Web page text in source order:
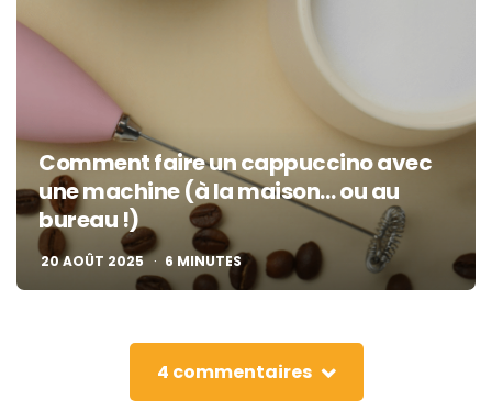
Comment faire un cappuccino avec
une machine (à la maison… ou au
bureau !)
20 AOÛT 2025 6 MINUTES
4 commentaires